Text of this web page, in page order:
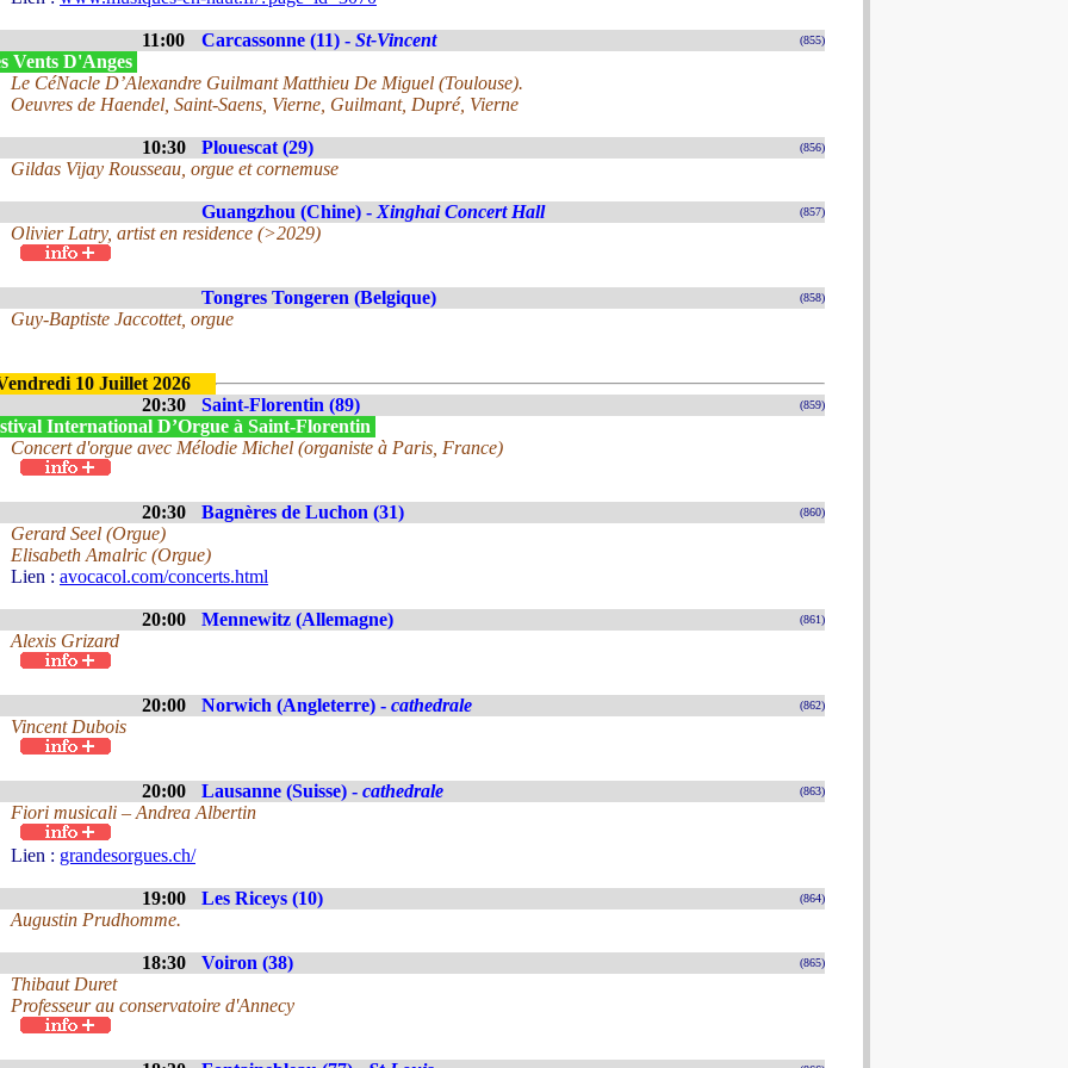
11:00 Carcassonne (11) - St-Vincent (855)
Vents D'Anges
Le CéNacle D’Alexandre Guilmant Matthieu De Miguel (Toulouse).
Oeuvres de Haendel, Saint-Saens, Vierne, Guilmant, Dupré, Vierne
10:30 Plouescat (29) (856)
Gildas Vijay Rousseau, orgue et cornemuse
Guangzhou (Chine) - Xinghai Concert Hall (857)
Olivier Latry, artist en residence (>2029)
Tongres Tongeren (Belgique) (858)
Guy-Baptiste Jaccottet, orgue
10 Juillet 2026
20:30
Saint-Florentin (89) (859)
International D’Orgue à Saint-Florentin
Concert d'orgue avec Mélodie Michel (organiste à Paris, France)
20:30 Bagnères de Luchon (31) (860)
Gerard Seel (Orgue)
Elisabeth Amalric (Orgue)
Lien : avocacol.com/concerts.html
20:00 Mennewitz (Allemagne) (861)
Alexis Grizard
20:00 Norwich (Angleterre) - cathedrale (862)
Vincent Dubois
20:00 Lausanne (Suisse) - cathedrale (863)
Fiori musicali – Andrea Albertin
Lien : grandesorgues.ch/
19:00 Les Riceys (10) (864)
Augustin Prudhomme.
18:30 Voiron (38) (865)
Thibaut Duret
Professeur au conservatoire d'Annecy